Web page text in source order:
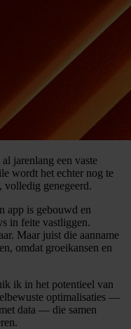
jarenlang een vaste
wordt het echter nog te
genegeerd.
app is gebouwd en
in feite vastliggen.
Maar juist die aanname
omdat groeikansen en
ik in het potentieel van
optimalisaties —
data — die samen